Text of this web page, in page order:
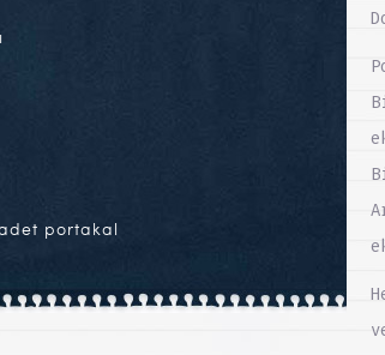
portakal